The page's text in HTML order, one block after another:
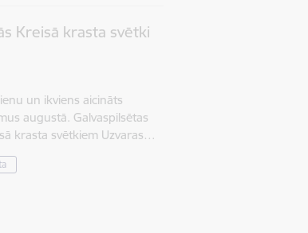
Kreisā krasta svētki
un ikviens aicināts
augustā. Galvaspilsētas
krasta svētkiem Uzvaras…